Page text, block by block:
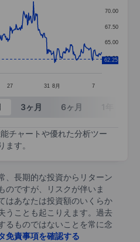
points.
displaying categories.
displaying values. Data
27 31 8月 7
62.50
65.00
67.50
70.00
62.25
3ヶ月 6ヶ月
チャートや優れた分析ツー
す。
、長期的な投資からリターン
のですが、リスクが伴いま
はあなたは投資額のいくらか
うことも起こりえます。過去
るものではないことを常に念
免責事項を確認する